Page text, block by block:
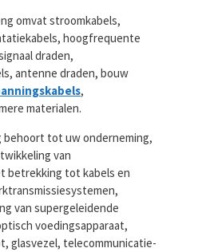
omvat stroomkabels,
hoogfrequente
draden,
antenne draden, bouw
,
materialen.
behoort tot uw onderneming,
van
betrekking tot kabels en
van supergeleidende
voedingsapparaat,
glasvezel, telecommunicatie-